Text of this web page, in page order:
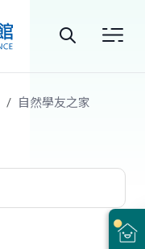
站
自然學友之家